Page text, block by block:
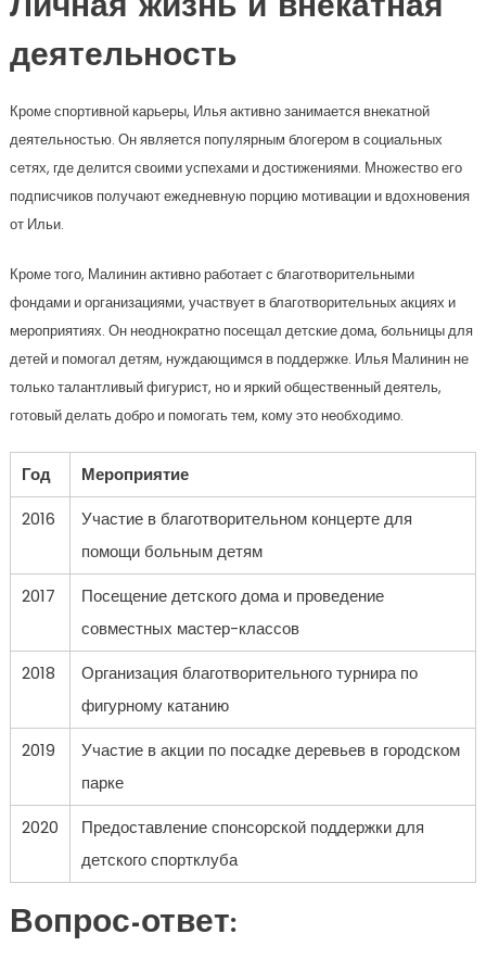
Личная жизнь и внекатная
деятельность
Кроме спортивной карьеры, Илья активно занимается внекатной
деятельностью. Он является популярным блогером в социальных
сетях, где делится своими успехами и достижениями. Множество его
подписчиков получают ежедневную порцию мотивации и вдохновения
от Ильи.
Кроме того, Малинин активно работает с благотворительными
фондами и организациями, участвует в благотворительных акциях и
мероприятиях. Он неоднократно посещал детские дома, больницы для
детей и помогал детям, нуждающимся в поддержке. Илья Малинин не
только талантливый фигурист, но и яркий общественный деятель,
готовый делать добро и помогать тем, кому это необходимо.
Год
Мероприятие
2016
Участие в благотворительном концерте для
помощи больным детям
2017
Посещение детского дома и проведение
совместных мастер-классов
2018
Организация благотворительного турнира по
фигурному катанию
2019
Участие в акции по посадке деревьев в городском
парке
2020
Предоставление спонсорской поддержки для
детского спортклуба
Вопрос-ответ: